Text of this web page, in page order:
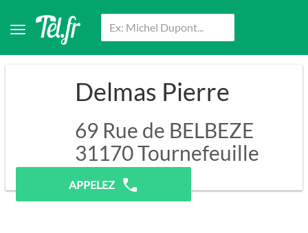
Delmas Pierre
69 Rue de BELBEZE
31170Tournefeuille
Pas de prospection.
APPELEZ